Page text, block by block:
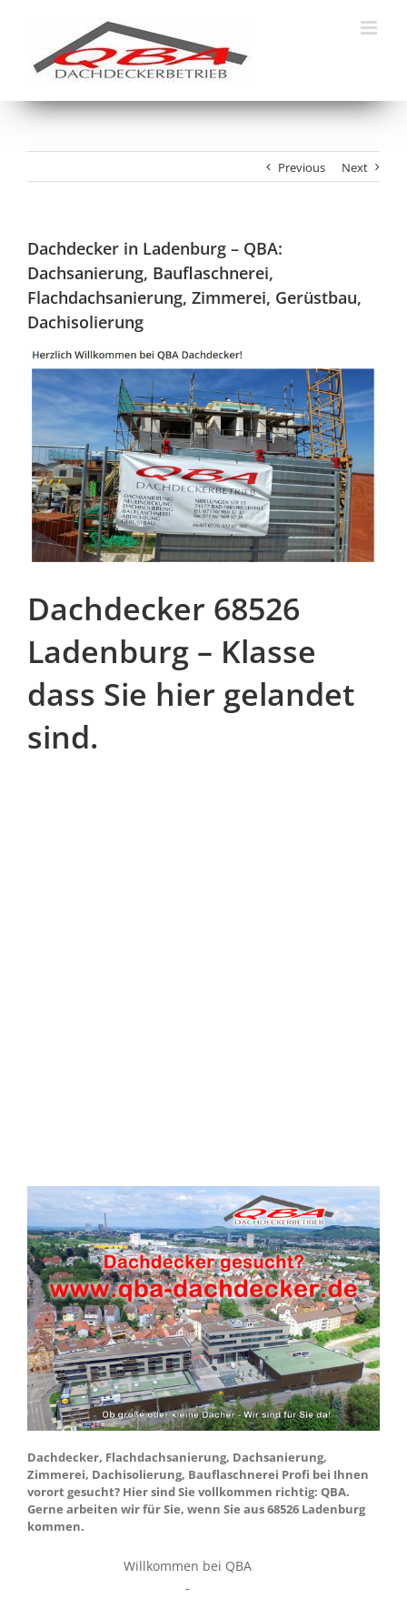
Previous Next
Dachdecker in Ladenburg – QBA:
Dachsanierung, Bauflaschnerei,
Flachdachsanierung, Zimmerei, Gerüstbau,
Dachisolierung
Dachdecker 68526
Ladenburg – Klasse
dass Sie hier gelandet
sind.
Dachdecker, Flachdachsanierung, Dachsanierung,
Zimmerei, Dachisolierung, Bauflaschnerei Profi bei Ihnen
vorort gesucht? Hier sind Sie vollkommen richtig: QBA.
Gerne arbeiten wir für Sie, wenn Sie aus 68526 Ladenburg
kommen.
Willkommen bei QBA
-